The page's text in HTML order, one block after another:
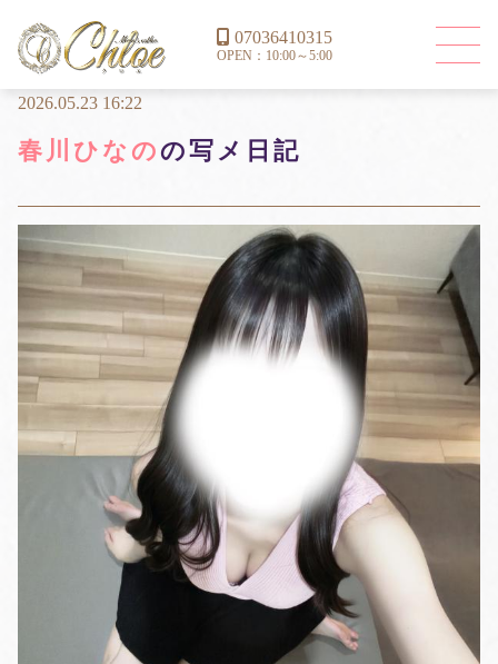
07036410315
OPEN：10:00～5:00
2026.05.23 16:22
春川ひなのの写メ日記